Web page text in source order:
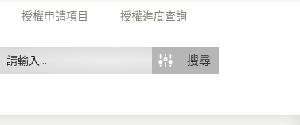
授權申請項目 授權進度查詢
搜尋